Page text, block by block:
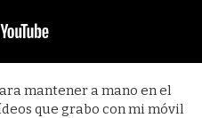
mantener a mano en el
que grabo con mi móvil